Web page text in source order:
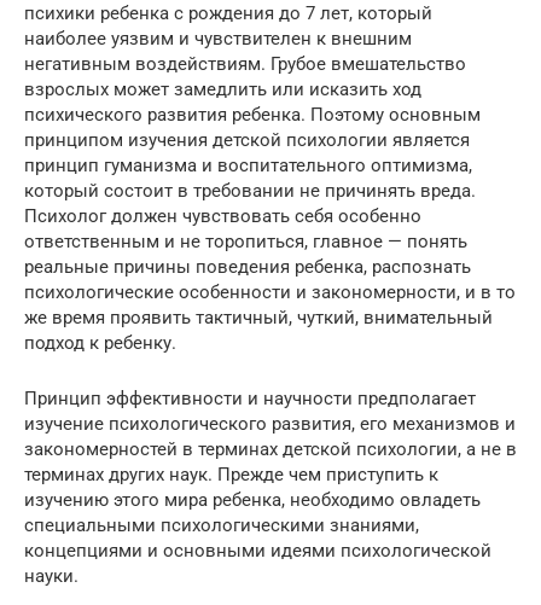
психики ребенка с рождения до 7 лет, который
наиболее уязвим и чувствителен к внешним
негативным воздействиям. Грубое вмешательство
взрослых может замедлить или исказить ход
психического развития ребенка. Поэтому основным
принципом изучения детской психологии является
принцип гуманизма и воспитательного оптимизма,
который состоит в требовании не причинять вреда.
Психолог должен чувствовать себя особенно
ответственным и не торопиться, главное — понять
реальные причины поведения ребенка, распознать
психологические особенности и закономерности, и в то
же время проявить тактичный, чуткий, внимательный
подход к ребенку.
Принцип эффективности и научности предполагает
изучение психологического развития, его механизмов и
закономерностей в терминах детской психологии, а не в
терминах других наук. Прежде чем приступить к
изучению этого мира ребенка, необходимо овладеть
специальными психологическими знаниями,
концепциями и основными идеями психологической
науки.